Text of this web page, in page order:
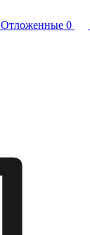
Отложенные 0